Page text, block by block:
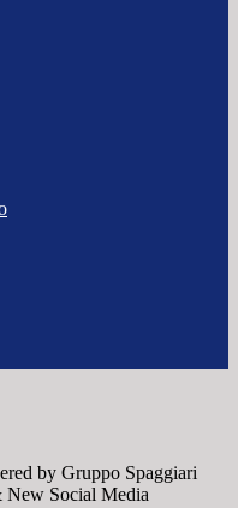
by Gruppo Spaggiari
New Social Media